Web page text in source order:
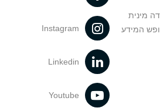
מינית
המידע
Instagram
Linkedin
Youtube